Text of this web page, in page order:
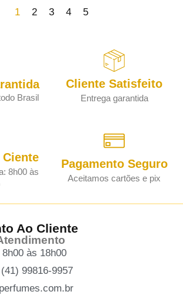
1 2 3 4 5
Brasil
Cliente Satisfeito
Entrega garantida
8h00 às
Pagamento Seguro
Aceitamos cartões e pix
Ao Cliente
às 18h00
99816-9957